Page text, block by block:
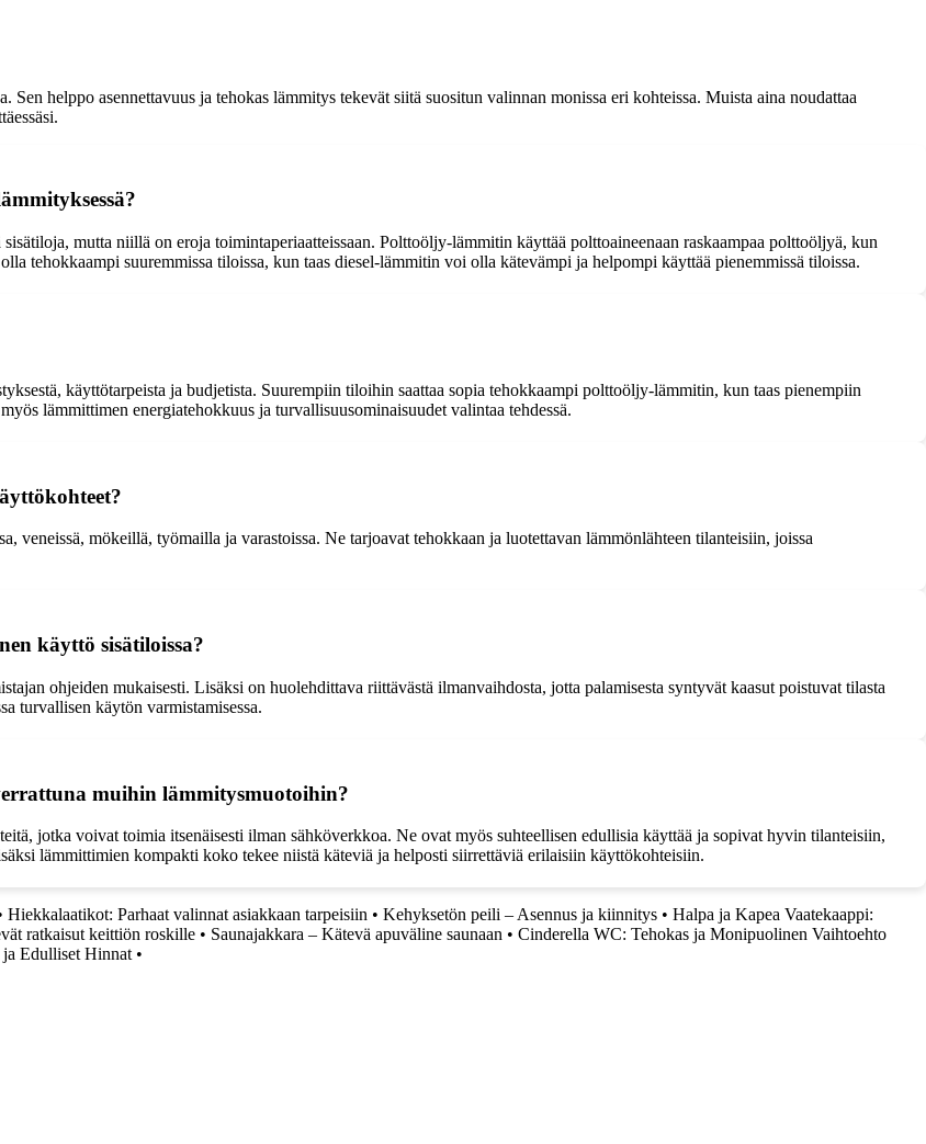
helppo asennettavuus ja tehokas lämmitys tekevät siitä suositun valinnan monissa eri kohteissa. Muista aina noudattaa
mutta niillä on eroja toimintaperiaatteissaan. Polttoöljy-lämmitin käyttää polttoaineenaan raskaampaa polttoöljyä, kun
tehokkaampi suuremmissa tiloissa, kun taas diesel-lämmitin voi olla kätevämpi ja helpompi käyttää pienemmissä tiloissa.
käyttötarpeista ja budjetista. Suurempiin tiloihin saattaa sopia tehokkaampi polttoöljy-lämmitin, kun taas pienempiin
lämmittimen energiatehokkuus ja turvallisuusominaisuudet valintaa tehdessä.
veneissä, mökeillä, työmailla ja varastoissa. Ne tarjoavat tehokkaan ja luotettavan lämmönlähteen tilanteisiin, joissa
käyttö sisätiloissa?
ohjeiden mukaisesti. Lisäksi on huolehdittava riittävästä ilmanvaihdosta, jotta palamisesta syntyvät kaasut poistuvat tilasta
turvallisen käytön varmistamisessa.
muihin lämmitysmuotoihin?
jotka voivat toimia itsenäisesti ilman sähköverkkoa. Ne ovat myös suhteellisen edullisia käyttää ja sopivat hyvin tilanteisiin,
lämmittimien kompakti koko tekee niistä käteviä ja helposti siirrettäviä erilaisiin käyttökohteisiin.
Hiekkalaatikot: Parhaat valinnat asiakkaan tarpeisiin • Kehyksetön peili – Asennus ja kiinnitys • Halpa ja Kapea Vaatekaappi:
ratkaisut keittiön roskille • Saunajakkara – Kätevä apuväline saunaan • Cinderella WC: Tehokas ja Monipuolinen Vaihtoehto
Edulliset Hinnat •